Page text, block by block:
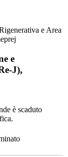
e Area
e
J),
è scaduto